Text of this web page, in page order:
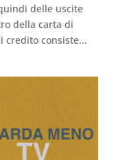
delle uscite
della carta di
credito consiste...